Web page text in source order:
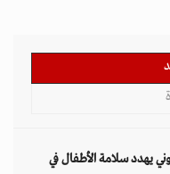
يهدد سلامة الأطفال في